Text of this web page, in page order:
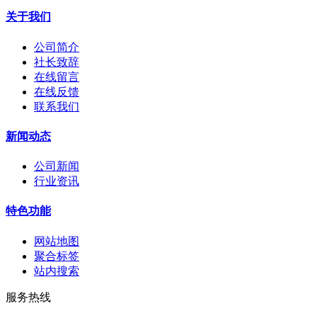
关于我们
公司简介
社长致辞
在线留言
在线反馈
联系我们
新闻动态
公司新闻
行业资讯
特色功能
网站地图
聚合标签
站内搜索
服务热线